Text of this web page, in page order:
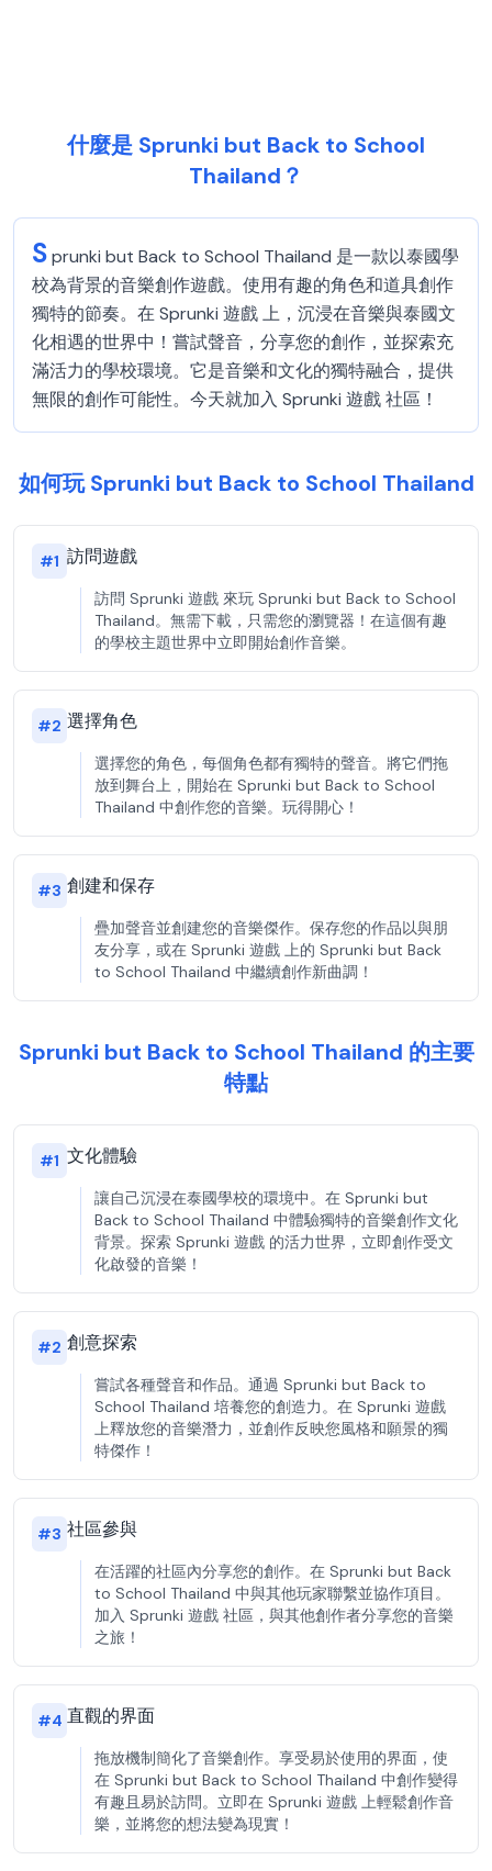
什麼是 Sprunki but Back to School
Thailand？
Sprunki but Back to School Thailand 是一款以泰國學
校為背景的音樂創作遊戲。使用有趣的角色和道具創作
獨特的節奏。在 Sprunki 遊戲 上，沉浸在音樂與泰國文
化相遇的世界中！嘗試聲音，分享您的創作，並探索充
滿活力的學校環境。它是音樂和文化的獨特融合，提供
無限的創作可能性。今天就加入 Sprunki 遊戲 社區！
如何玩 Sprunki but Back to School Thailand
#1 訪問遊戲
訪問 Sprunki 遊戲 來玩 Sprunki but Back to School
Thailand。無需下載，只需您的瀏覽器！在這個有趣
的學校主題世界中立即開始創作音樂。
#2 選擇角色
選擇您的角色，每個角色都有獨特的聲音。將它們拖
放到舞台上，開始在 Sprunki but Back to School
Thailand 中創作您的音樂。玩得開心！
#3 創建和保存
疊加聲音並創建您的音樂傑作。保存您的作品以與朋
友分享，或在 Sprunki 遊戲 上的 Sprunki but Back
to School Thailand 中繼續創作新曲調！
Sprunki but Back to School Thailand 的主要
特點
#1 文化體驗
讓自己沉浸在泰國學校的環境中。在 Sprunki but
Back to School Thailand 中體驗獨特的音樂創作文化
背景。探索 Sprunki 遊戲 的活力世界，立即創作受文
化啟發的音樂！
#2 創意探索
嘗試各種聲音和作品。通過 Sprunki but Back to
School Thailand 培養您的創造力。在 Sprunki 遊戲
上釋放您的音樂潛力，並創作反映您風格和願景的獨
特傑作！
#3 社區參與
在活躍的社區內分享您的創作。在 Sprunki but Back
to School Thailand 中與其他玩家聯繫並協作項目。
加入 Sprunki 遊戲 社區，與其他創作者分享您的音樂
之旅！
#4 直觀的界面
拖放機制簡化了音樂創作。享受易於使用的界面，使
在 Sprunki but Back to School Thailand 中創作變得
有趣且易於訪問。立即在 Sprunki 遊戲 上輕鬆創作音
樂，並將您的想法變為現實！